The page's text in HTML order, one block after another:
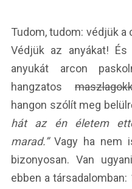
Tudom, tudom: védjük a
Védjük az anyákat!
anyukát arcon
hangzatos
hangon szólít meg
hát az én életem
marad.”Vagy ha nem
bizonyosan. Van
ebben a társadalomban: